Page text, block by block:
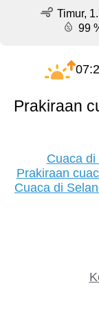
Timur,
99
Prakiraan
Cuaca
Prakiraan
Cuaca di